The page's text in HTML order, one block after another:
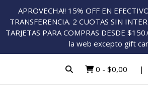
APROVECHA!! 15% OFF EN
TRANSFERENCIA. 2 CUOTAS SIN
TARJETAS PARA COMPRAS DESDE
la web excepto gift
0 - $0,00